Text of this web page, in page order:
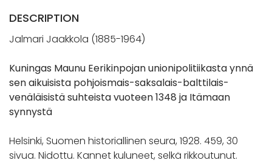
DESCRIPTION
Jalmari Jaakkola (1885-1964)
Kuningas Maunu Eerikinpojan unionipolitiikasta ynnä
sen aikuisista pohjoismais-saksalais-balttilais-
venäläisistä suhteista vuoteen 1348 ja Itämaan
synnystä
Helsinki, Suomen historiallinen seura, 1928. 459, 30
sivua. Nidottu. Kannet kuluneet, selkä rikkoutunut.